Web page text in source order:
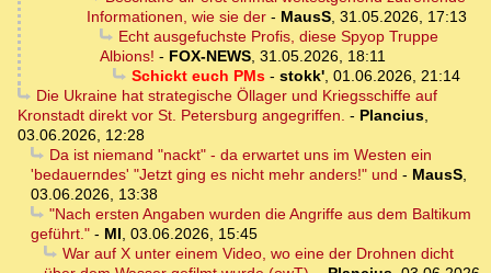
Informationen, wie sie der - MausS 31.05.2026, 17:13
Echt ausgefuchste Profis, diese Spyop Truppe
Albions! - FOX-NEWS 31.05.2026, 18:11
Schickt euch PMs- stokk', 01.06.2026, 21:14
Die Ukraine hat strategische Öllager und Kriegsschiffe auf
Kronstadt direkt vor St. Petersburg angegriffen. - Plancius
03.06.2026, 12:28
Da ist niemand "nackt" - da erwartet uns im Westen ein
'bedauerndes' "Jetzt ging es nicht mehr anders!" und - MausS
03.06.2026, 13:38
"Nach ersten Angaben wurden die Angriffe aus dem Baltikum
geführt." - MI 03.06.2026, 15:45
War auf X unter einem Video, wo eine der Drohnen dicht